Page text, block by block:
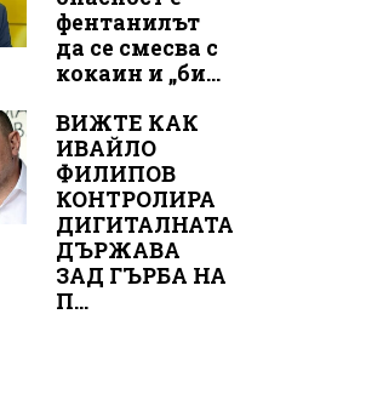
фентанилът
да се смесва с
кокаин и „би...
ВИЖТЕ КАК
ИВАЙЛО
ФИЛИПОВ
КОНТРОЛИРА
ДИГИТАЛНАТА
ДЪРЖАВА
ЗАД ГЪРБА НА
П...